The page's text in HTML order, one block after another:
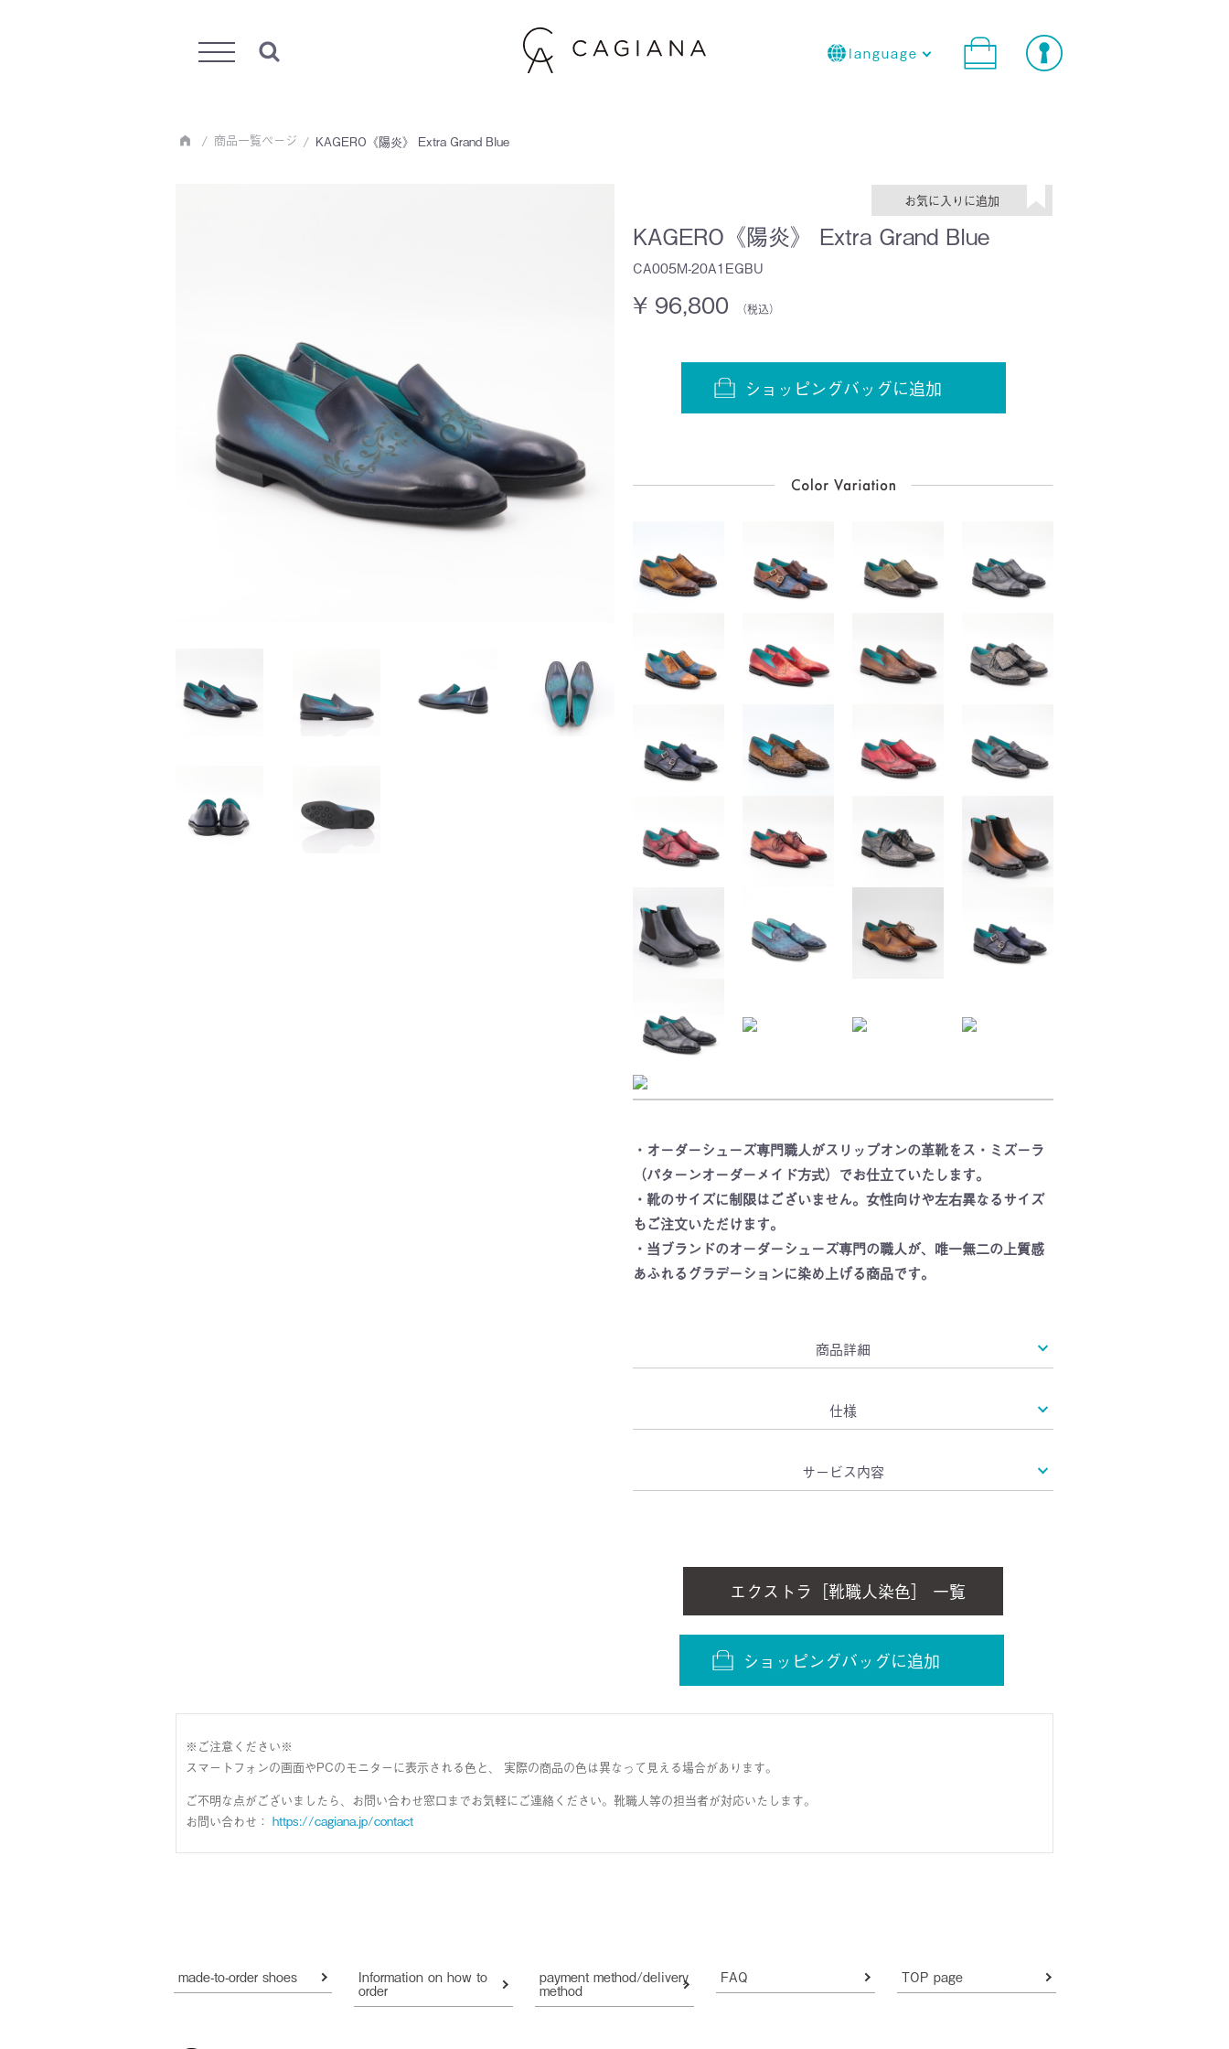
language
Menu
商品一覧ページ KAGERO《陽炎》 Extra Grand Blue
KAGERO《陽炎》 Extra Grand Blue
CA005M-20A1EGBU
¥ 96,800 （税込）
・オーダーシューズ専門職人がスリップオンの革靴をス・ミズーラ
（パターンオーダーメイド方式）でお仕立ていたします。
・靴のサイズに制限はございません。女性向けや左右異なるサイズ
もご注文いただけます。
・当ブランドのオーダーシューズ専門の職人が、唯一無二の上質感
あふれるグラデーションに染め上げる商品です。
商品詳細
仕様
サービス内容
エクストラ［靴職人染色］ 一覧
ショッピングバッグに追加
ショッピングバッグに追加
※ご注意ください※
スマートフォンの画面やPCのモニターに表示される色と、 実際の商品の色は異なって見える場合があります。
ご不明な点がございましたら、お問い合わせ窓口までお気軽にご連絡ください。靴職人等の担当者が対応いたします。
お問い合わせ： https://cagiana.jp/contact
made-to-order shoes Information on how to
order
payment method/delivery
method
FAQ TOP page